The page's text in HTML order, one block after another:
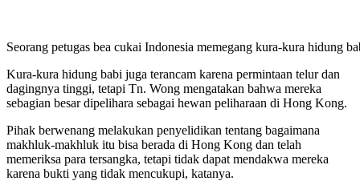
Seorang petugas bea cukai Indonesia memegang kura-kura hidung
Kura-kura hidung babi juga terancam karena permintaan telur dan
dagingnya tinggi, tetapi Tn. Wong mengatakan bahwa mereka
sebagian besar dipelihara sebagai hewan peliharaan di Hong Kong.
Pihak berwenang melakukan penyelidikan tentang bagaimana
makhluk-makhluk itu bisa berada di Hong Kong dan telah
memeriksa para tersangka, tetapi tidak dapat mendakwa mereka
karena bukti yang tidak mencukupi, katanya.